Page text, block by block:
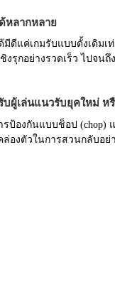
หลากหลาย
ได้มีดีแค่เกมรับแบบดั้งเ
งรุกอย่างรวดเร็ว ไปจ
บผู้เล่นแนวรับยุคใหม่ ห
ป้องกันแบบช็อป (chop)
องตัวในการสวนกลับอ